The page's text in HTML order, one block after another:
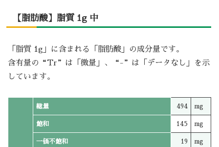
【脂肪酸】脂質 1g 中
「脂質 1g」に含まれる「脂肪酸」の成分量です。
含有量の“Tr”は「微量」、“-”は「データなし」を示
しています。
総量 494 mg
飽和 145 mg
一価不飽和 19 mg